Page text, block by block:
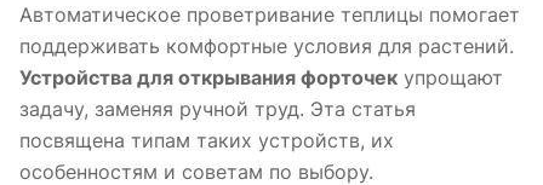
Автоматическое проветривание теплицы помогает
поддерживать комфортные условия для растений.
Устройства для открывания форточек упрощают
задачу, заменяя ручной труд. Эта статья
посвящена типам таких устройств, их
особенностям и советам по выбору.